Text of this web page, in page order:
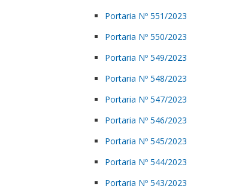
Portaria Nº 551/2023
Portaria Nº 550/2023
Portaria Nº 549/2023
Portaria Nº 548/2023
Portaria Nº 547/2023
Portaria Nº 546/2023
Portaria Nº 545/2023
Portaria Nº 544/2023
Portaria Nº 543/2023